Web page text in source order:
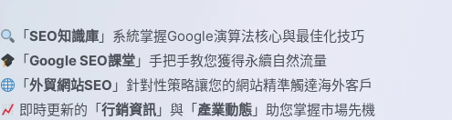
「SEO知識庫 」系統掌握Google演算法核心與最佳化技巧
「Google SEO課堂 」手把手教您獲得永續自然流量
「外貿網站SEO 」針對性策略讓您的網站精準觸達海外客戶
即時更新的「行銷資訊 」與「產業動態 」助您掌握市場先機